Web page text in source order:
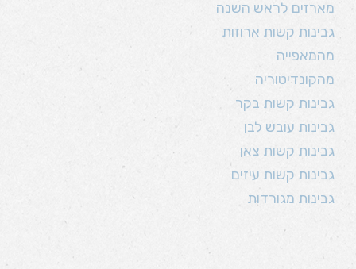
מארזים לראש השנה
גבינות קשות ארוזות
מהמאפייה
מהקונדיטוריה
גבינות קשות בקר
גבינות עובש לבן
גבינות קשות צאן
גבינות קשות עיזים
גבינות מגורדות